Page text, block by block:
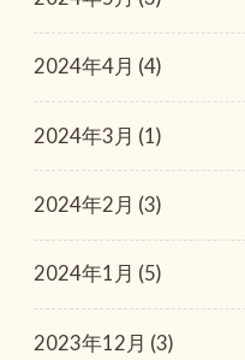
2024年4月 (4)
2024年3月 (1)
2024年2月 (3)
2024年1月 (5)
2023年12月 (3)